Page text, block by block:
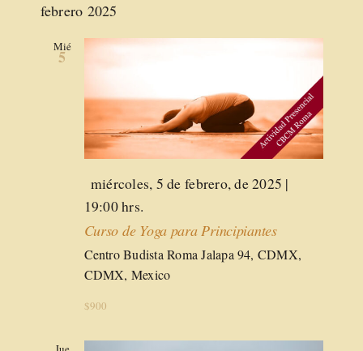
febrero 2025
Mié
5
Destacado
miércoles, 5 de febrero, de 2025 |
19:00 hrs.
Curso de Yoga para Principiantes
Centro Budista RomaJalapa 94, CDMX,
CDMX, Mexico
$900